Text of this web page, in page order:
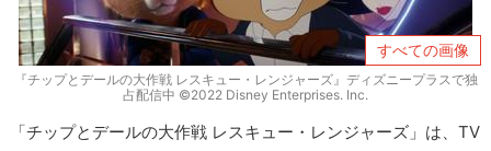
すべての画像
『チップとデールの大作戦 レスキュー・レンジャーズ』ディズニープラスで独
占配信中 ©2022 Disney Enterprises. Inc.
「チップとデールの大作戦 レスキュー・レンジャーズ」は、TV